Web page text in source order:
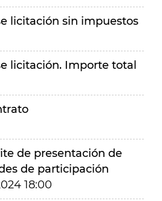
licitación sin impuestos
licitación. Importe total
de presentación de
de participación
18:00